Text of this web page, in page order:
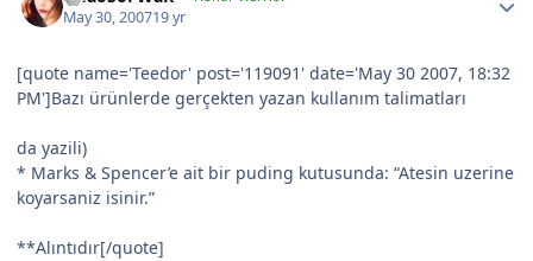
May 30, 200719 yr
[quote name='Teedor' post='119091' date='May 30 2007, 18:32
PM']Bazı ürünlerde gerçekten yazan kullanım talimatları
da yazili)
* Marks & Spencer’e ait bir puding kutusunda: “Atesin uzerine
koyarsaniz isinir.”
**Alıntıdır[/quote]